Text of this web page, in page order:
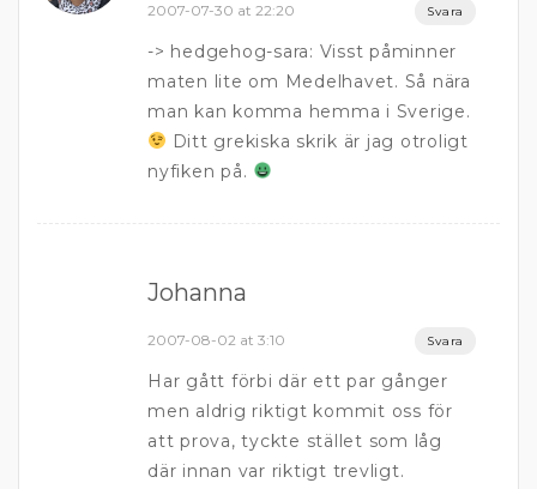
2007-07-30 at 22:20 Svara
-> hedgehog-sara: Visst påminner
maten lite om Medelhavet. Så nära
man kan komma hemma i Sverige.
Ditt grekiska skrik är jag otroligt
nyfiken på.
Johanna
2007-08-02 at 3:10 Svara
Har gått förbi där ett par gånger
men aldrig riktigt kommit oss för
att prova, tyckte stället som låg
där innan var riktigt trevligt.